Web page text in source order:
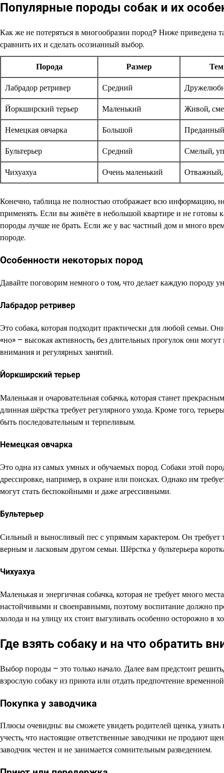
Популярные породы собак и их
Как же не потеряться в многообразии пород? Ниже приведена
сравнить их и сделать осознанный выбор.
Порода
Размер
Лабрадор ретривер
Средний
Йоркширский терьер
Маленький Живой,
Немецкая овчарка
Большой
Бультерьер
Средний Смелый,
Чихуахуа
Очень маленький
Конечно, таблица не полностью отображает всю информацию,
применять. Если вы живёте в небольшой квартире и не готовы
породы лучше не брать. Если же у вас частный дом и много
породе.
Особенности некоторых пород
Давайте поговорим немного о том, что делает каждую породу
Лабрадор ретривер
Это собака, которая подходит практически для любой семьи.
«но» – высокая активность, без длительных прогулок они
внимания и регулярных занятий.
Йоркширский терьер
Маленькая и очаровательная собачка, которая станет
длинная шёрстка требует регулярного ухода. Кроме того,
быть последовательным и терпеливым.
Немецкая овчарка
Это одна из самых умных и обучаемых пород. Собаки этой
дрессировке, например, в охране или поисках. Однако им
могут стать беспокойными и даже агрессивными.
Бультерьер
Сильный и выносливый пес с упрямым характером. Он требует
верным и ласковым другом семьи. Шёрстка у бультерьера
Чихуахуа
Маленькая и энергичная собачка, которая не требует много
настойчивыми и своенравными, поэтому воспитание должно
холода и на улицу их стоит выгуливать особенно осторожно в
Где взять собаку и на что обратить
Выбор породы – это только начало. Далее вам предстоит
взрослую собаку из приюта или отдать предпочтение
Покупка у заводчика
Плюсы очевидны: вы сможете увидеть родителей щенка,
учесть, что настоящие ответственные заводчики не продают
заводчик честен и не занимается сомнительным разведением.